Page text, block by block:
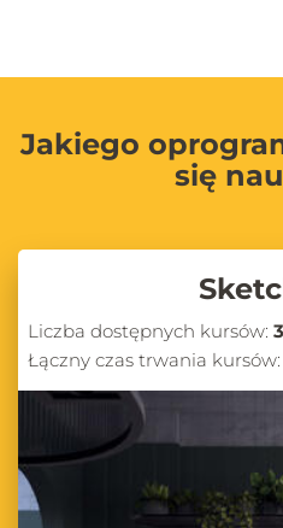
Jakiego
się
Liczba dostępnych kursów:
Łączny czas trwania kursów: